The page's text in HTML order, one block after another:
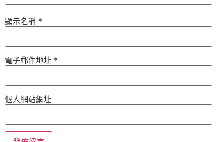
顯示名稱 *
電子郵件地址 *
個人網站網址